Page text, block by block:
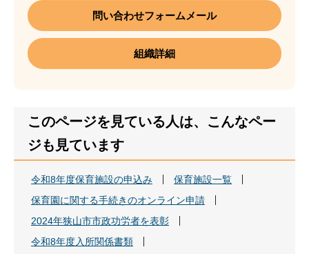
問い合わせフォームメール
組織詳細
このページを見ている人は、こんなペー
ジも見ています
令和8年度保育施設の申込み
保育施設一覧
保育園に関する手続きのオンライン申請
2024年狭山市市政功労者を表彰
令和8年度入所関係書類